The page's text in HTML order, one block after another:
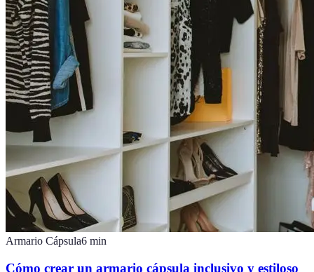
Armario Cápsula6 min
Cómo crear un armario cápsula inclusivo y estiloso